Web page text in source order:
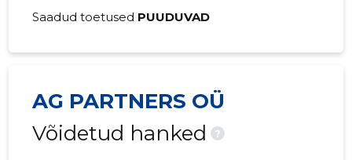
Saadud toetused PUUDUVAD
AG PARTNERS OÜ
Võidetud hanked
?